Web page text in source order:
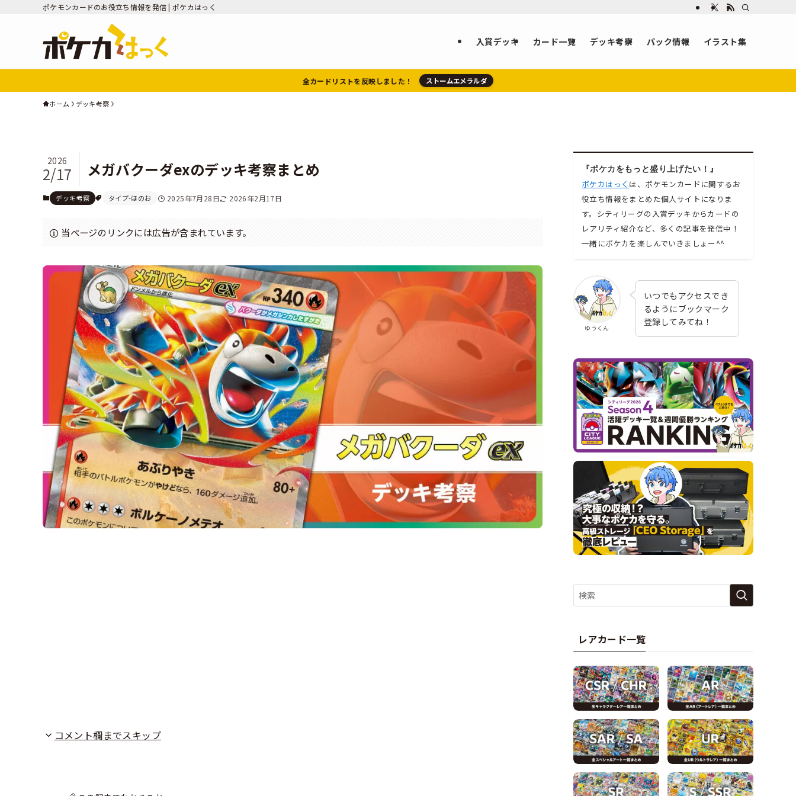
ポケモンカードのお役立ち情報を発信 | ポケカはっく
入賞デッキ カード一覧 デッキ考察 パック情報 イラスト集
全カードリストを反映しました！ ストームエメラルダ
ホーム デッキ考察
メガバクーダexのデッキ考察まとめ
2026
2/17
デッキ考察 タイプ-ほのお 2025年7月28日 2026年2月17日
当ページのリンクには広告が含まれています。
コメント欄までスキップ
『ポケカをもっと盛り上げたい！』
ポケカはっく は、ポケモンカードに関するお
役立ち情報をまとめた個人サイトになりま
す。シティリーグの入賞デッキからカードの
レアリティ紹介など、多くの記事を発信中！
一緒にポケカを楽しんでいきましょー^^
ゆうくん
いつでもアクセスでき
るようにブックマーク
登録してみてね！
レアカード一覧